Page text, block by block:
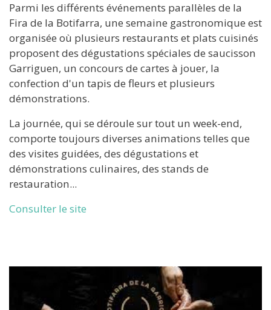
Parmi les différents événements parallèles de la
Fira de la Botifarra, une semaine gastronomique est
organisée où plusieurs restaurants et plats cuisinés
proposent des dégustations spéciales de saucisson
Garriguen, un concours de cartes à jouer, la
confection d'un tapis de fleurs et plusieurs
démonstrations.
La journée, qui se déroule sur tout un week-end,
comporte toujours diverses animations telles que
des visites guidées, des dégustations et
démonstrations culinaires, des stands de
restauration...
Consulter le site